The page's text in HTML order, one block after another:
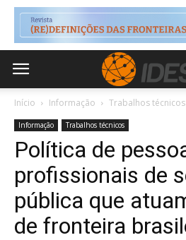
Início Informação Trabalhos técnicos
Informação Trabalhos técnicos
Política de
profissionais de
pública que
de fronteira